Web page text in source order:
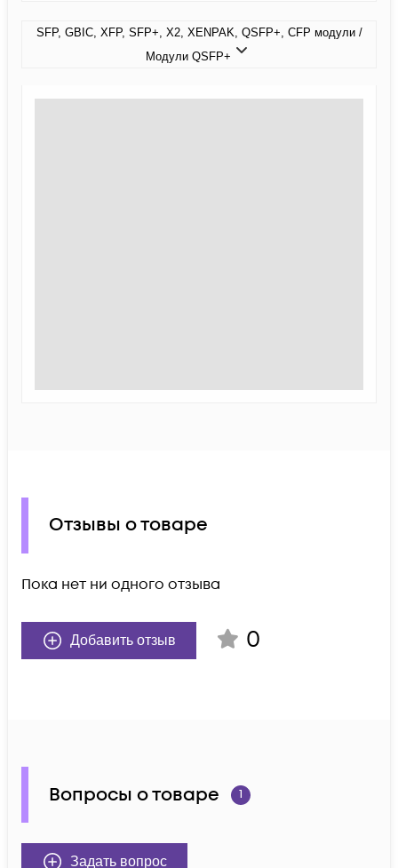
SFP, GBIC, XFP, SFP+, X2, XENPAK, QSFP+, CFP модули /
Модули QSFP+
Отзывы о товаре
Пока нет ни одного отзыва
Добавить отзыв 0
Вопросы о товаре 1
Задать вопрос